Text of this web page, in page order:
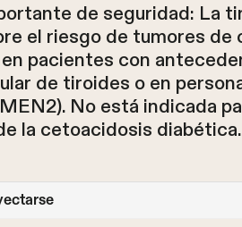
de seguridad: La
el riesgo de tumores de
pacientes con
de tiroides o en
No está indicada
la cetoacidosis diabética.